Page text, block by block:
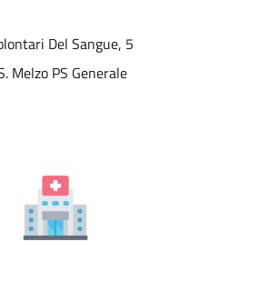
Del Sangue, 5
Melzo PS Generale